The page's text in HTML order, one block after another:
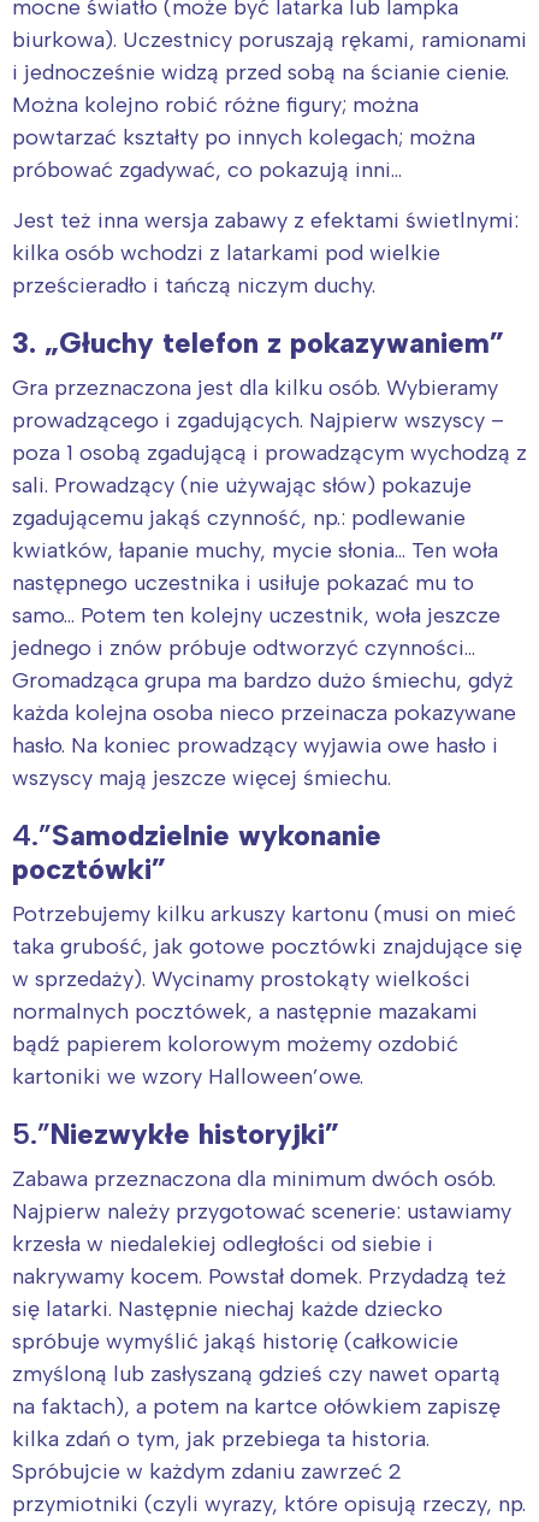
mocne światło (może być latarka lub lampka
biurkowa). Uczestnicy poruszają rękami, ramionami
i jednocześnie widzą przed sobą na ścianie cienie.
Można kolejno robić różne figury; można
powtarzać kształty po innych kolegach; można
próbować zgadywać, co pokazują inni…
Jest też inna wersja zabawy z efektami świetlnymi:
kilka osób wchodzi z latarkami pod wielkie
prześcieradło i tańczą niczym duchy.
3. „Głuchy telefon z pokazywaniem”
Gra przeznaczona jest dla kilku osób. Wybieramy
prowadzącego i zgadujących. Najpierw wszyscy –
poza 1 osobą zgadującą i prowadzącym wychodzą z
sali. Prowadzący (nie używając słów) pokazuje
zgadującemu jakąś czynność, np.: podlewanie
kwiatków, łapanie muchy, mycie słonia… Ten woła
następnego uczestnika i usiłuje pokazać mu to
samo… Potem ten kolejny uczestnik, woła jeszcze
jednego i znów próbuje odtworzyć czynności…
Gromadząca grupa ma bardzo dużo śmiechu, gdyż
każda kolejna osoba nieco przeinacza pokazywane
hasło. Na koniec prowadzący wyjawia owe hasło i
wszyscy mają jeszcze więcej śmiechu.
4.”Samodzielnie wykonanie
pocztówki”
Potrzebujemy kilku arkuszy kartonu (musi on mieć
taka grubość, jak gotowe pocztówki znajdujące się
w sprzedaży). Wycinamy prostokąty wielkości
normalnych pocztówek, a następnie mazakami
bądź papierem kolorowym możemy ozdobić
kartoniki we wzory Halloween’owe.
5.”Niezwykłe historyjki”
Zabawa przeznaczona dla minimum dwóch osób.
Najpierw należy przygotować scenerie: ustawiamy
krzesła w niedalekiej odległości od siebie i
nakrywamy kocem. Powstał domek. Przydadzą też
się latarki. Następnie niechaj każde dziecko
spróbuje wymyślić jakąś historię (całkowicie
zmyśloną lub zasłyszaną gdzieś czy nawet opartą
na faktach), a potem na kartce ołówkiem zapiszę
kilka zdań o tym, jak przebiega ta historia.
Spróbujcie w każdym zdaniu zawrzeć 2
przymiotniki (czyli wyrazy, które opisują rzeczy, np.
Interesują mnie wydarzenia z
tego regionu:
Warszawa
Łódź
Trójmiasto
Poznań
Wrocław
Śląsk
Kraków
Południe
Północ
Wszystkie
Wybieram